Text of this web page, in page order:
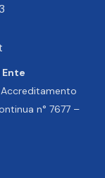
Accreditamento
n° 7677 –